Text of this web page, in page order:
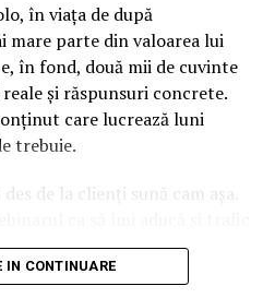
în viața de după
mare parte din valoarea lui
în fond, două mii de cuvinte
și răspunsuri concrete.
care lucrează luni
trebuie.
de la clienți sună cam așa.
pe moment? Răspunsul
dar nu în felul în care
IN CONTINUARE